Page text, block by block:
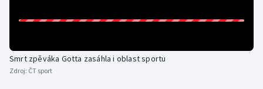
Krasobruslení
Smrt zpěváka Gotta zasáhla i oblast sportu
Zdroj: ČT sport